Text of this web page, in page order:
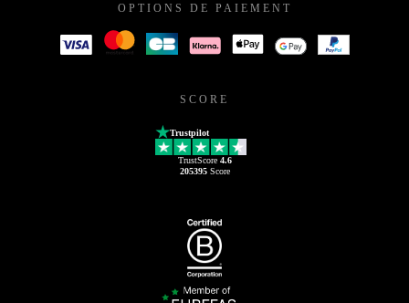
OPTIONS DE PAIEMENT
SCORE
Trustpilot
TrustScore 4.6
205395Score